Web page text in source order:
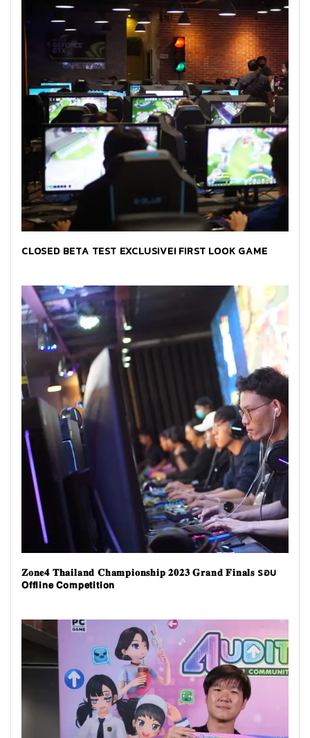
CLOSED BETA TEST EXCLUSIVE! FIRST LOOK GAME
𝐙𝐨𝐧𝐞𝟒 𝐓𝐡𝐚𝐢𝐥𝐚𝐧𝐝 𝐂𝐡𝐚𝐦𝐩𝐢𝐨𝐧𝐬𝐡𝐢𝐩 𝟐𝟎𝟐𝟑 𝐆𝐫𝐚𝐧𝐝 𝐅𝐢𝐧𝐚𝐥𝐬 รอบ
𝗢𝗳𝗳𝗹𝗶𝗻𝗲 𝗖𝗼𝗺𝗽𝗲𝘁𝗶𝘁𝗶𝗼𝗻